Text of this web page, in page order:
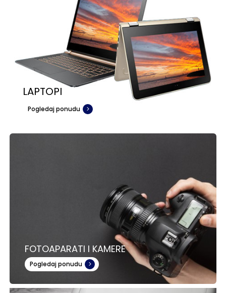
LAPTOPI
Pogledaj ponudu
FOTOAPARATI I KAMERE
Pogledaj ponudu